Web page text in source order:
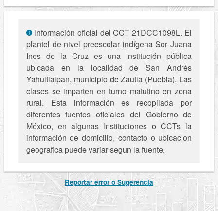
Información oficial del CCT 21DCC1098L. El
plantel de nivel preescolar indígena Sor Juana
Ines de la Cruz es una institución pública
ubicada en la localidad de San Andrés
Yahuitlalpan, municipio de Zautla (Puebla). Las
clases se imparten en turno matutino en zona
rural. Esta información es recopilada por
diferentes fuentes oficiales del Gobierno de
México, en algunas Instituciones o CCTs la
información de domicilio, contacto o ubicacion
geografica puede variar segun la fuente.
Reportar error o Sugerencia